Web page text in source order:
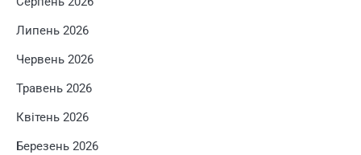
Липень 2026
Червень 2026
Травень 2026
Квітень 2026
Березень 2026